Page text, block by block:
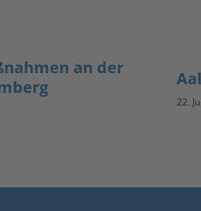
an der
22.